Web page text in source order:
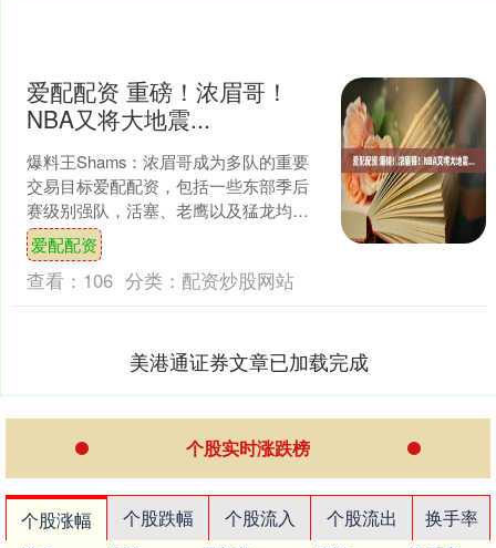
爱配配资 重磅！浓眉哥！
NBA又将大地震...
爆料王Shams：浓眉哥成为多队的重要
交易目标爱配配资，包括一些东部季后
赛级别强队，活塞、老鹰以及猛龙均对
他很感兴趣。 目前活塞以19胜5负贵为东
部第一，若是能....
爱配配资
查看： 106 分类： 配资炒股网站
美港通证券文章已加载完成
个股实时涨跌榜
个股涨幅 个股跌幅 个股流入 个股流出
换手率